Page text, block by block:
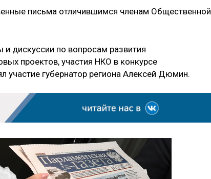
письма отличившимся членам Общественной
дискуссии по вопросам развития
проектов, участия НКО в конкурсе
участие губернатор региона Алексей Дюмин.